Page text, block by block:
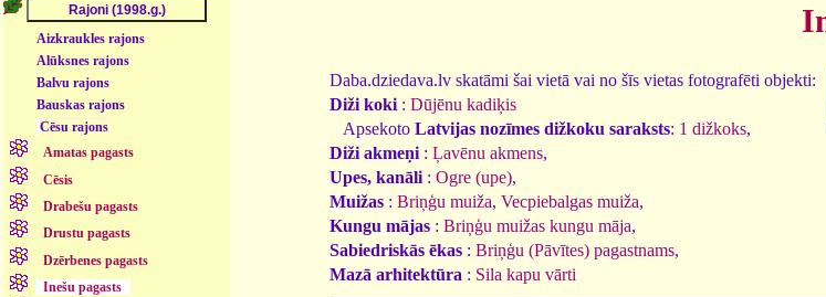
Aizkraukles rajons
Alūksnes rajons
Balvu rajons
Bauskas rajons
Cēsu rajons
Amatas pagasts
Cēsis
Drabešu pagasts
Drustu pagasts
Dzērbenes pagasts
Inešu pagasts
Daba.dziedava.lv skatāmi šai vietā vai no šīs vietas fotografēti objekti:
Diži koki : Dūjēnu kadiķis
Apsekoto Latvijas nozīmes dižkoku saraksts: 1 dižkoks,
Diži akmeņi : Ļavēnu akmens,
Upes, kanāli : Ogre (upe),
Muižas : Briņģu muiža, Vecpiebalgas muiža,
Kungu mājas : Briņģu muižas kungu māja,
Sabiedriskās ēkas : Briņģu (Pāvītes) pagastnams,
Mazā arhitektūra : Sila kapu vārti